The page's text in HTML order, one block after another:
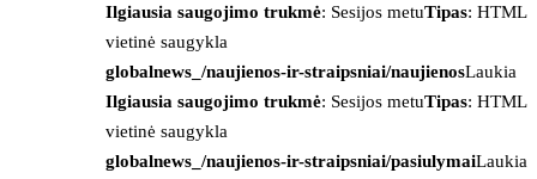
Ilgiausia saugojimo trukmė: Sesijos metuTipas: HTML
vietinė saugykla
globalnews_/naujienos-ir-straipsniai/naujienosLaukia
Ilgiausia saugojimo trukmė: Sesijos metuTipas: HTML
vietinė saugykla
globalnews_/naujienos-ir-straipsniai/pasiulymaiLaukia